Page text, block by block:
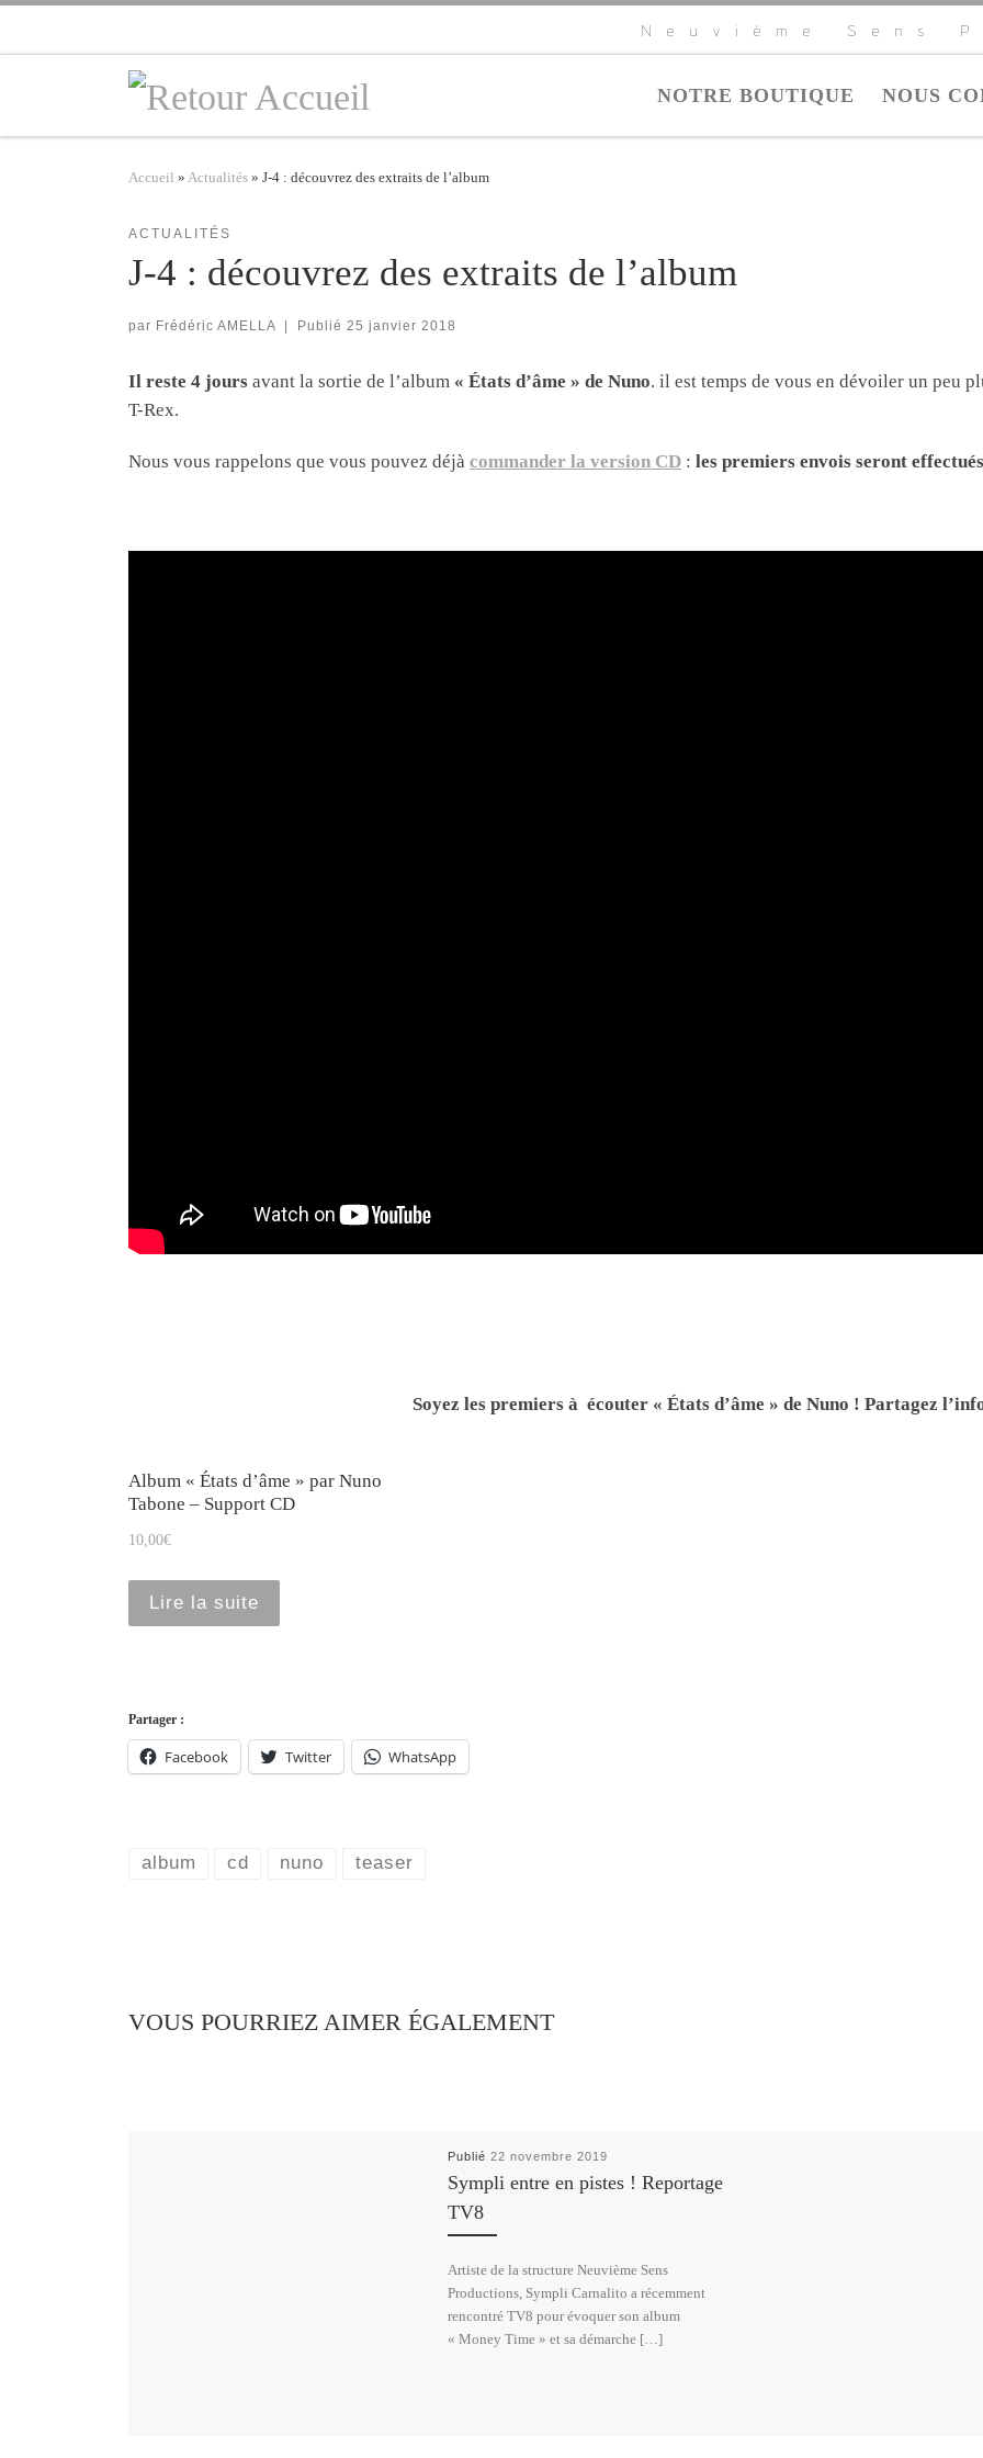
Neuvième Sens
NOTRE BOUTIQUE NOUS
Accueil » Actualités » J-4 : découvrez des extraits de l’album
ACTUALITÉS
J-4 : découvrez des extraits de l’album
par Frédéric AMELLA | Publié 25 janvier 2018
Il reste 4 jours avant la sortie de l’album « États d’âme » de Nuno. il est temps de vous en dévoiler un peu
T-Rex.
Nous vous rappelons que vous pouvez déjà commander la version CD : les premiers envois seront
Soyez les premiers à écouter « États d’âme » de Nuno ! Partagez
Album « États d’âme » par Nuno
Tabone – Support CD
10,00€
Lire la suite
Partager :
Facebook Twitter WhatsApp
album cd nuno teaser
VOUS POURRIEZ AIMER ÉGALEMENT
Publié 22 novembre 2019
Sympli entre en pistes ! Reportage
TV8
Artiste de la structure Neuvième Sens
Productions, Sympli Carnalito a récemment
rencontré TV8 pour évoquer son album
« Money Time » et sa démarche […]